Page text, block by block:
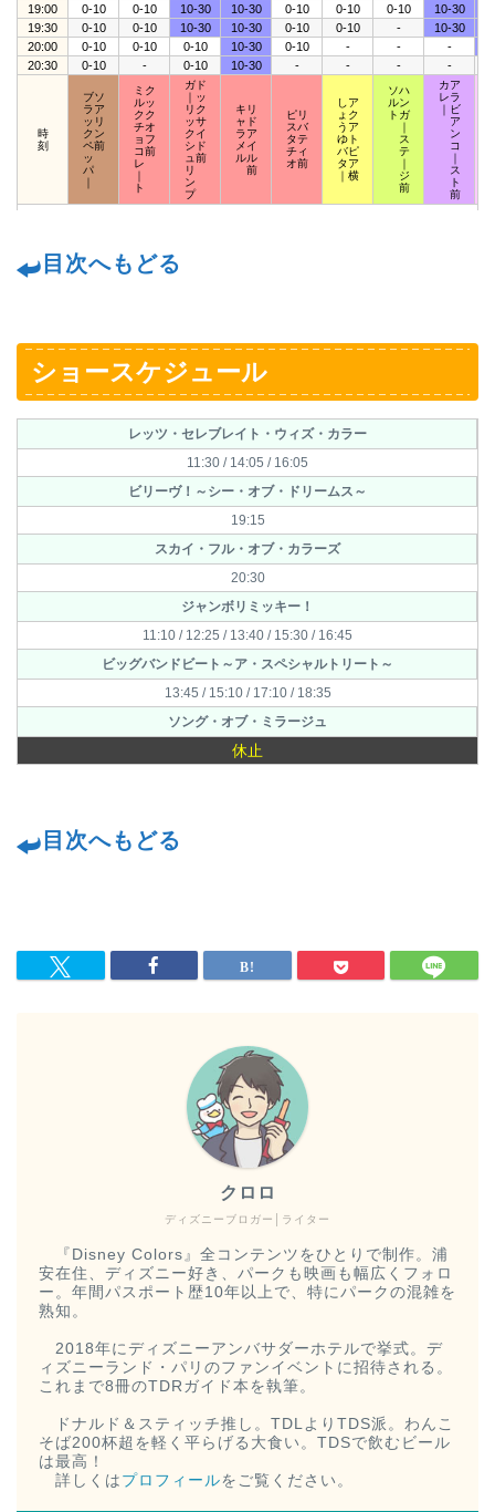
19:00
0-10 0-10 10-30 10-30 0-10 0-10 0-10 10-30
19:30
0-10 0-10 10-30 10-30 0-10 0-10 - 10-30
20:00
0-10 0-10 0-10 10-30 0-10 - - -
20:30
0-10 - 0-10 10-30 - - - -
時
刻
ブソ
ラア
ッリ
クン
ペ前
ッ
パ
｜
ミク
ルッ
クク
チオ
ョフ
コ前
レ
｜
ト
ガド
｜ッ
リク
ッサ
クイ
シド
ュ前
リ
ン
プ
キリ
ャド
ラア
メイ
ルル
前
ピリ
スバ
タテ
チィ
オ前
しア
ょク
うア
ゆト
バピ
タア
｜横
ソハ
ルン
トガ
｜
ス
テ
｜
ジ
前
カア
レラ
｜ビ
ア
ン
コ
｜
ス
ト
前
目次へもどる
ショースケジュール
レッツ・セレブレイト・ウィズ・カラー
11:30 / 14:05 / 16:05
ビリーヴ！～シー・オブ・ドリームス～
19:15
スカイ・フル・オブ・カラーズ
20:30
ジャンボリミッキー！
11:10 / 12:25 / 13:40 / 15:30 / 16:45
ビッグバンドビート～ア・スペシャルトリート～
13:45 / 15:10 / 17:10 / 18:35
ソング・オブ・ミラージュ
休止
目次へもどる
ディズニーブロガー│ライター
クロロ
『Disney Colors』全コンテンツをひとりで制作。浦
安在住、ディズニー好き、パークも映画も幅広くフォロ
ー。年間パスポート歴10年以上で、特にパークの混雑を
熟知。
2018年にディズニーアンバサダーホテルで挙式。デ
ィズニーランド・パリのファンイベントに招待される。
これまで8冊のTDRガイド本を執筆。
ドナルド＆スティッチ推し。TDLよりTDS派。わんこ
そば200杯超を軽く平らげる大食い。TDSで飲むビール
は最高！
詳しくは プロフィールをご覧ください。